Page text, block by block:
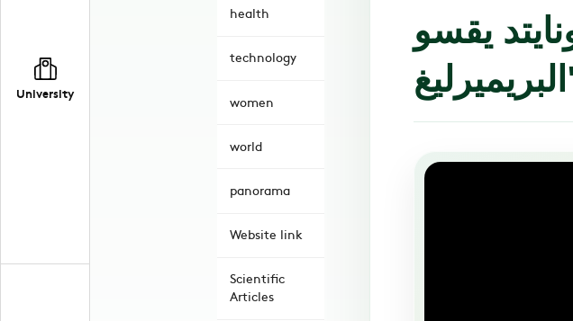
University
health
technology
women
world
panorama
Website link
Scientific
Articles
يقسو